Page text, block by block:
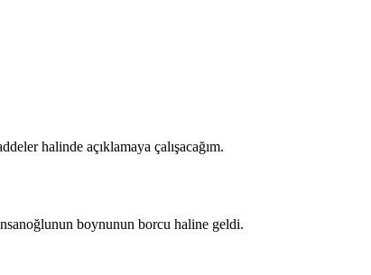
halinde açıklamaya çalışacağım.
boynunun borcu haline geldi.